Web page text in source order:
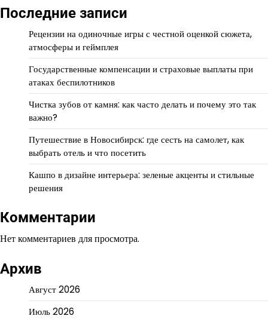
Последние записи
Рецензии на одиночные игры с честной оценкой сюжета,
атмосферы и геймплея
Государственные компенсации и страховые выплаты при
атаках беспилотников
Чистка зубов от камня: как часто делать и почему это так
важно?
Путешествие в Новосибирск: где сесть на самолет, как
выбрать отель и что посетить
Кашпо в дизайне интерьера: зеленые акценты и стильные
решения
Комментарии
Нет комментариев для просмотра.
Архив
Август 2026
Июль 2026